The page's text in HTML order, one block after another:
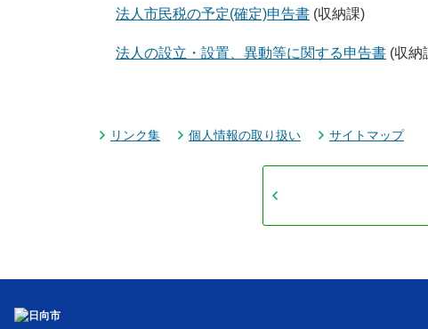
法人市民税の予定(確定)申告書 (収納課)
法人の設立・設置、異動等に関する申告書 (収納
リンク集 個人情報の取り扱い サイトマップ